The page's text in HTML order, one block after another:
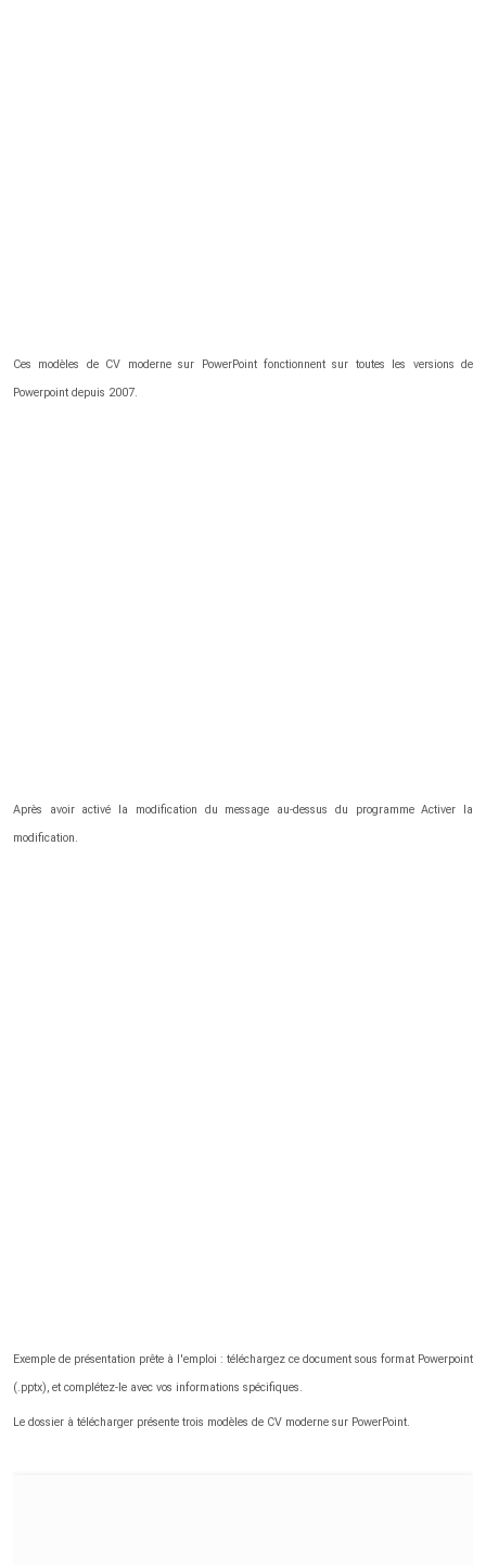
Ces modèles de CV moderne sur PowerPoint fonctionnent sur toutes les versions de
Powerpoint depuis 2007.
Après avoir activé la modification du message au-dessus du programme Activer la
modification.
Exemple de présentation prête à l'emploi : téléchargez ce document sous format Powerpoint
(.pptx), et complétez-le avec vos informations spécifiques.
Le dossier à télécharger présente trois modèles de CV moderne sur PowerPoint.